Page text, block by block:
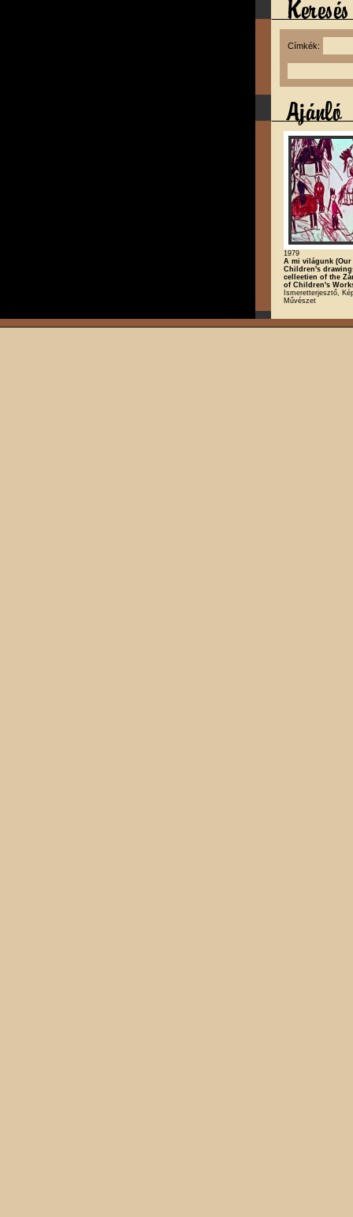
Címkék:
1979
A mi világunk
Children's
celleetien of the
of Children's
Ismeretterjesztő,
Művészet